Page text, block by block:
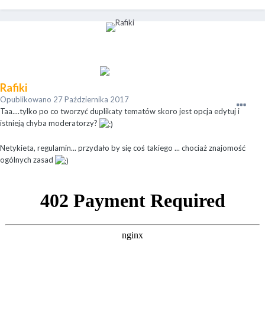
Rafiki
Opublikowano 27 Października 2017
Taa....tylko po co tworzyć duplikaty tematów skoro jest opcja edytuj i
istnieją chyba moderatorzy?
Netykieta, regulamin... przydało by się coś takiego ... chociaż znajomość
ogólnych zasad